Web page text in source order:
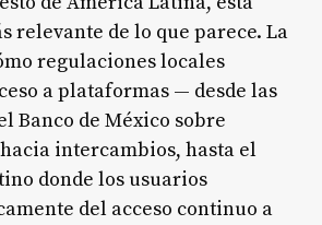
relevante de lo que parece. La
regulaciones locales
a plataformas — desde las
Banco de México sobre
intercambios, hasta el
donde los usuarios
del acceso continuo a